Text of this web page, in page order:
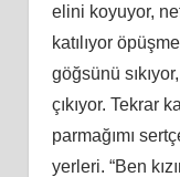
elini koyuyor,
katılıyor
göğsünü
çıkıyor. Tekrar
parmağımı
yerleri. “Ben